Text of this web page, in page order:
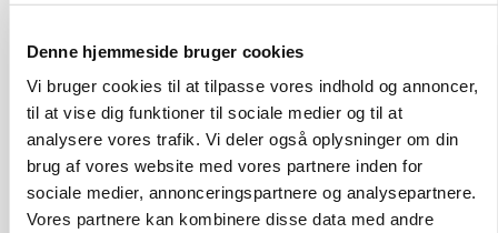
Denne hjemmeside bruger cookies
Vi bruger cookies til at tilpasse vores indhold og annoncer,
til at vise dig funktioner til sociale medier og til at
analysere vores trafik. Vi deler også oplysninger om din
brug af vores website med vores partnere inden for
sociale medier, annonceringspartnere og analysepartnere.
Vores partnere kan kombinere disse data med andre
PLANTER
skadedyrsrisici
Annonce
Loading...